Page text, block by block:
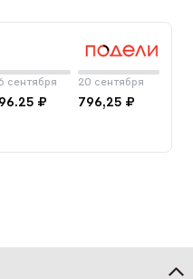
сентября
₽
20 сентября
796,25 ₽